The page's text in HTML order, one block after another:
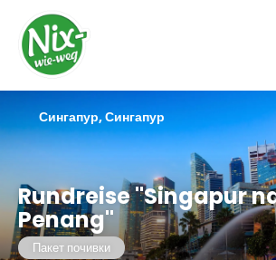
Rundreise "Singapur
Penang"
Пакет почивки
Сингапур, Сингапур